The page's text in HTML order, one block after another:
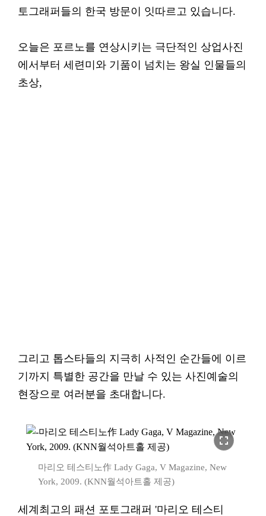
토그래퍼들의 한국 방문이 잇따르고 있습니다.
오늘은 포르노를 연상시키는 극단적인 상업사진
에서부터 세련미와 기품이 넘치는 왕실 인물들의
초상,
그리고 톱스타들의 지극히 사적인 순간들에 이르
기까지 특별한 공간을 만날 수 있는 사진예술의
현장으로 여러분을 초대합니다.
fullscreen
마리오 테스티노作 Lady Gaga, V Magazine, New
York, 2009. (KNN월석아트홀 제공)
세계최고의 패션 포토그래퍼 '마리오 테스티